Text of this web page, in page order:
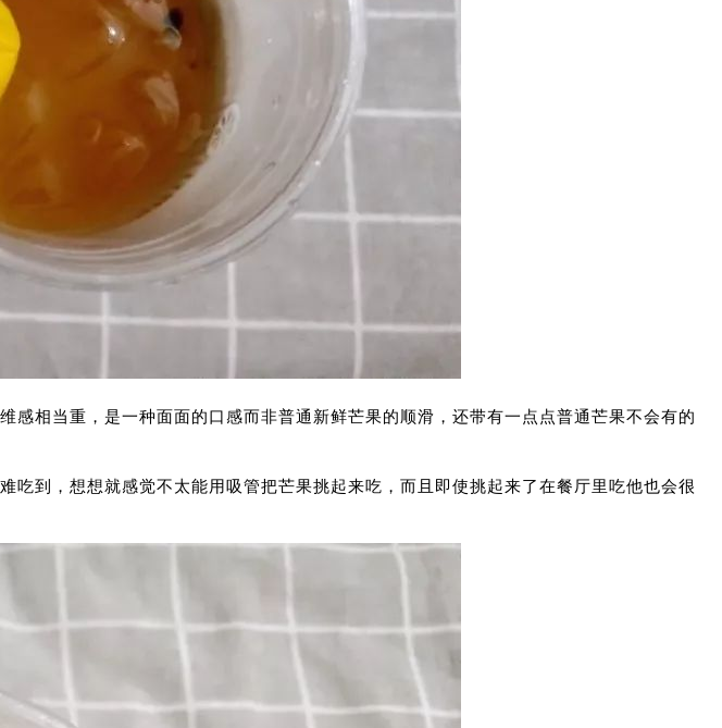
相当重，是一种面面的口感而非普通新鲜芒果的顺滑，还带有一点点普通芒果不会有的
到，想想就感觉不太能用吸管把芒果挑起来吃，而且即使挑起来了在餐厅里吃他也会很